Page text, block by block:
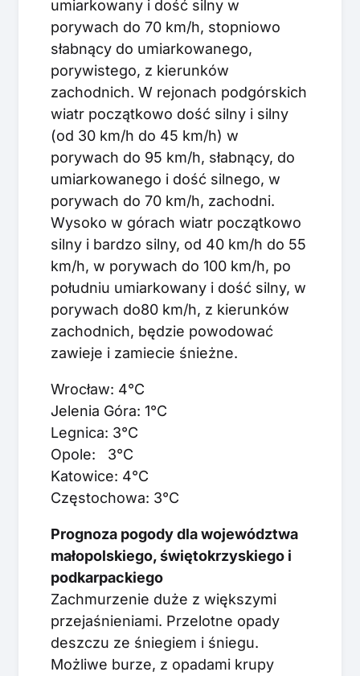
umiarkowany i dość silny w
porywach do 70 km/h, stopniowo
słabnący do umiarkowanego,
porywistego, z kierunków
zachodnich. W rejonach podgórskich
wiatr początkowo dość silny i silny
(od 30 km/h do 45 km/h) w
porywach do 95 km/h, słabnący, do
umiarkowanego i dość silnego, w
porywach do 70 km/h, zachodni.
Wysoko w górach wiatr początkowo
silny i bardzo silny, od 40 km/h do 55
km/h, w porywach do 100 km/h, po
południu umiarkowany i dość silny, w
porywach do80 km/h, z kierunków
zachodnich, będzie powodować
zawieje i zamiecie śnieżne.
Wrocław: 4°C
Jelenia Góra: 1°C
Legnica: 3°C
Opole: 3°C
Katowice: 4°C
Częstochowa: 3°C
Prognoza pogody dla województwa
małopolskiego, świętokrzyskiego i
podkarpackiego
Zachmurzenie duże z większymi
przejaśnieniami. Przelotne opady
deszczu ze śniegiem i śniegu.
Możliwe burze, z opadami krupy